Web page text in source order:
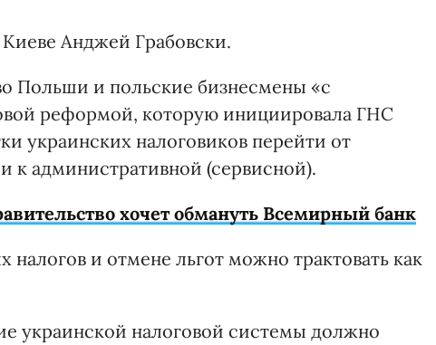
Анджей Грабовски.
Польши и польские бизнесмены «с
реформой, которую инициировала ГНС
украинских налоговиков перейти от
административной (сервисной).
хочет обмануть Всемирный банк
и отмене льгот можно трактовать как
украинской налоговой системы должно